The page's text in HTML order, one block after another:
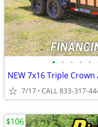
• • • • •
NEW 7x16 Triple
7/17 CALL 833-317-
$106